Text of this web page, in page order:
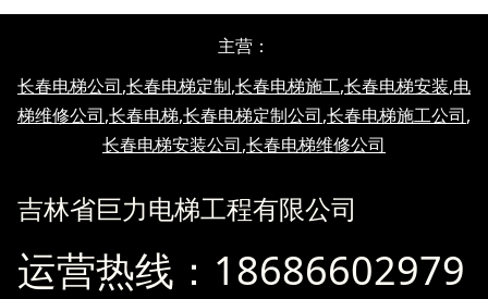
主营：
长春电梯公司,长春电梯定制,长春电梯施工,长春电梯安装,电
梯维修公司,长春电梯,长春电梯定制公司,长春电梯施工公司,
长春电梯安装公司,长春电梯维修公司
吉林省巨力电梯工程有限公司
运营热线：18686602979